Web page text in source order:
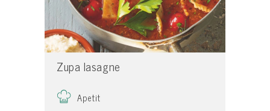
Zupa lasagne
Apetit